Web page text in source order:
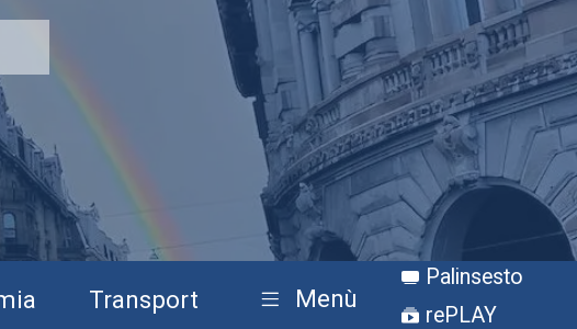
Transport Menù
Palinsesto
rePLAY